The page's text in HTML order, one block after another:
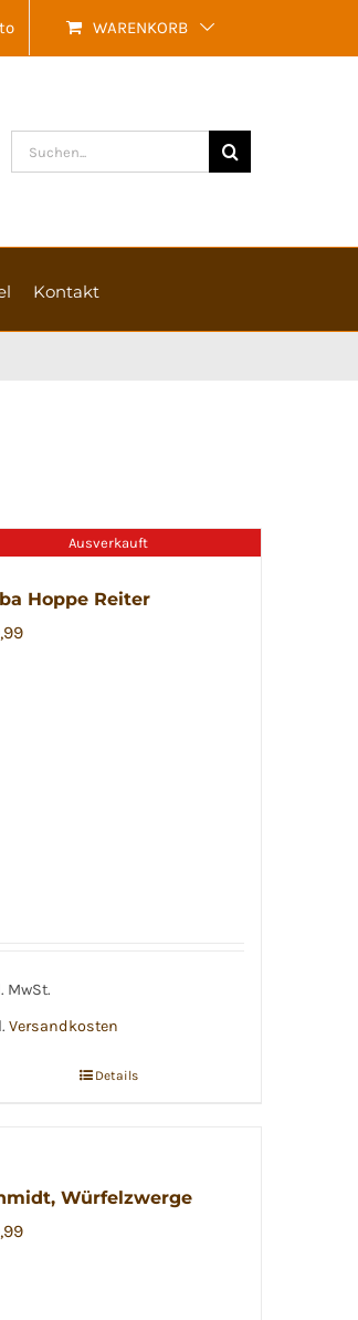
WARENKORB
Suche
nach:
Kontakt
Ausverkauft
Hoppe Reiter
MwSt.
Versandkosten
Details
Würfelzwerge